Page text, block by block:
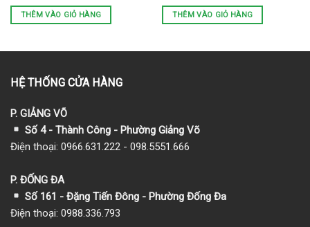
THÊM VÀO GIỎ HÀNG THÊM VÀO GIỎ HÀNG
HỆ THỐNG CỬA HÀNG
P. GIẢNG VÕ
Số 4 - Thành Công - Phường Giảng Võ
Điện thoại: 0966.631.222 - 098.5551.666
P. ĐỐNG ĐA
Số 161 - Đặng Tiến Đông - Phường Đống Đa
Điện thoại: 0988.336.793